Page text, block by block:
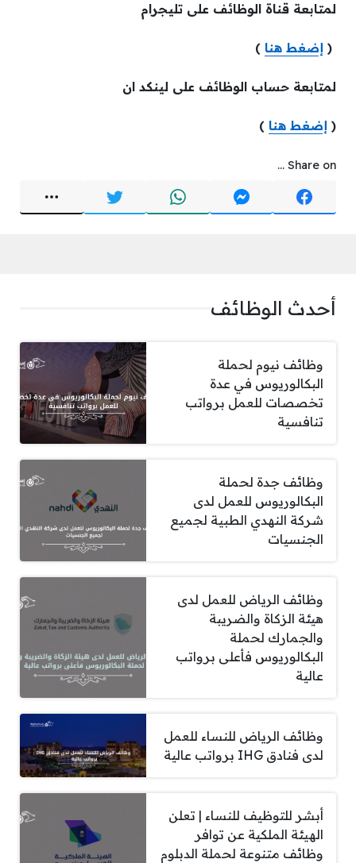
لمتابعة قناة الوظائف على تليجرام
( إضغط هنا )
لمتابعة حساب الوظائف على لينكد ان
( إضغط هنا )
Share on ...
أحدث الوظائف
وظائف نيوم لحملة
البكالوريوس في عدة
تخصصات للعمل برواتب
تنافسية
وظائف جدة لحملة
البكالوريوس للعمل لدى
شركة النهدي الطبية لجميع
الجنسيات
وظائف الرياض للعمل لدى
هيئة الزكاة والضريبة
والجمارك لحملة
البكالوريوس فأعلى برواتب
عالية
وظائف الرياض للنساء للعمل
لدى فنادق IHG برواتب عالية
أبشر للتوظيف للنساء | تعلن
الهيئة الملكية عن توافر
وظائف متنوعة لحملة الدبلوم